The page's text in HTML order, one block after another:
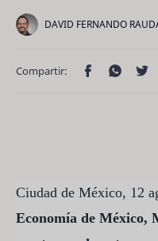
Ciudad de México, 12
Economía de México,